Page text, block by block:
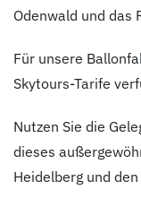
Odenwald und das
Für unsere
Skytours-Tarife
Nutzen Sie die
dieses
Heidelberg und